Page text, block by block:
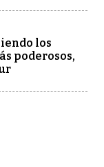
los
poderosos,